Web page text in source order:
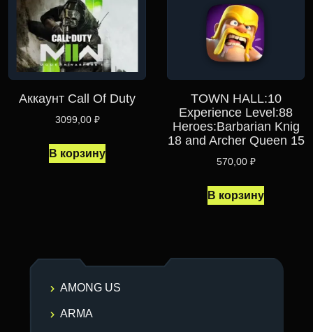
Аккаунт Call Of Duty
3099,00 ₽
В корзину
TOWN HALL:10
Experience Level:88
Heroes:Barbarian Knig
18 and Archer Queen 15
570,00 ₽
В корзину
AMONG US
ARMA